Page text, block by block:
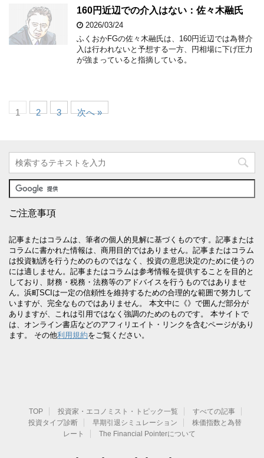
160円近辺での介入はない：佐々木融氏
2026/03/24
ふくおかFGの佐々木融氏は、160円近辺では為替介
入は行われないと予想する一方、円相場に下げ圧力
が強まっていると指摘している。
1 2 3 次へ »
ご注意事項
記事またはコラムは、筆者の個人的見解に基づくものです。記事または
コラムに書かれた情報は、商用目的ではありません。記事またはコラム
は投資勧誘を行うためのものではなく、投資の意思決定のために使うの
には適しません。記事またはコラムは参考情報を提供することを目的と
しており、財務・税務・法務等のアドバイスを行うものではありませ
ん。浜町SCIは一定の信頼性を維持するための合理的な範囲で努力して
いますが、完全なものではありません。 本文中に《》で囲んだ部分が
ありますが、これは引用ではなく強調のためのものです。 本サイトで
は、オンライン書店などのアフィリエイト・リンクを含むページがあり
ます。 その他利用規約をご覧ください。
TOP 投資家・エコノミスト・トピック一覧
すべての記事
投資タイプ診断
早期引退シミュレーション
株価指数と為替
レート
The Financial Pointerについて